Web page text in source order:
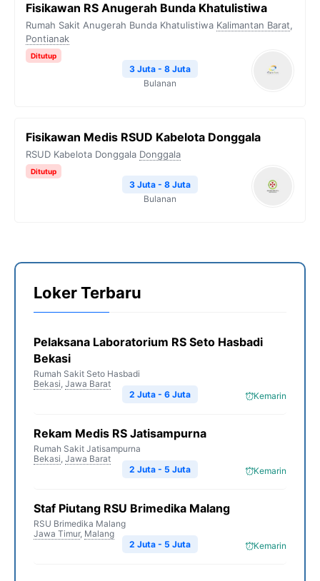
o
o
k
e
r
r
A
i
Fisikawan RS Anugerah Bunda Khatulistiwa
Rumah Sakit Anugerah Bunda Khatulistiwa Kalimantan Barat,
Pontianak
Ditutup
3 Juta - 8 Juta
Bulanan
Fisikawan Medis RSUD Kabelota Donggala
RSUD Kabelota Donggala Donggala
Ditutup
3 Juta - 8 Juta
Bulanan
Loker Terbaru
Pelaksana Laboratorium RS Seto Hasbadi
Bekasi
Rumah Sakit Seto Hasbadi
Bekasi, Jawa Barat
Kemarin
2 Juta - 6 Juta
Rekam Medis RS Jatisampurna
Rumah Sakit Jatisampurna
Bekasi, Jawa Barat
Kemarin
2 Juta - 5 Juta
Staf Piutang RSU Brimedika Malang
RSU Brimedika Malang
Jawa Timur, Malang
Kemarin
2 Juta - 5 Juta